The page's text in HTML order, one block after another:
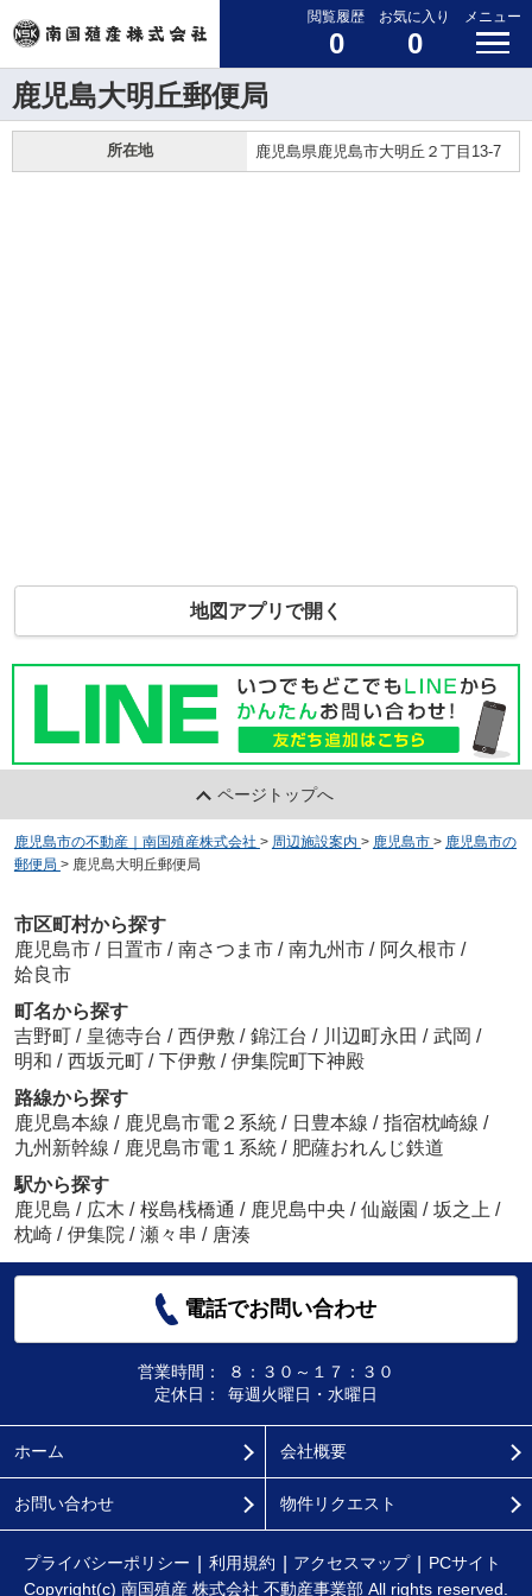
閲覧履歴
0
お気に入り
0
メニュー
鹿児島大明丘郵便局
所在地 鹿児島県鹿児島市大明丘２丁目13-7
地図アプリで開く
ページトップへ
鹿児島市の不動産｜南国殖産株式会社 > 周辺施設案内 > 鹿児島市 > 鹿児島市の
郵便局 > 鹿児島大明丘郵便局
市区町村から探す
鹿児島市 / 日置市 / 南さつま市 / 南九州市 / 阿久根市 /
姶良市
町名から探す
吉野町 / 皇徳寺台 / 西伊敷 / 錦江台 / 川辺町永田 / 武岡 /
明和 / 西坂元町 / 下伊敷 / 伊集院町下神殿
路線から探す
鹿児島本線 / 鹿児島市電２系統 / 日豊本線 / 指宿枕崎線 /
九州新幹線 / 鹿児島市電１系統 / 肥薩おれんじ鉄道
駅から探す
鹿児島 / 広木 / 桜島桟橋通 / 鹿児島中央 / 仙巌園 / 坂之上 /
枕崎 / 伊集院 / 瀬々串 / 唐湊
電話でお問い合わせ
営業時間：
８：３０～１７：３０
定休日：
毎週火曜日・水曜日
ホーム 会社概要
お問い合わせ 物件リクエスト
プライバシーポリシー 利用規約 アクセスマップ
PCサイト
Copyright(c) 南国殖産 株式会社 不動産事業部 All rights reserved.